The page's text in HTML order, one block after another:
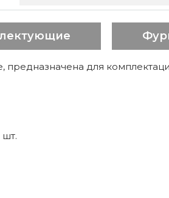
предназначена для
шт.